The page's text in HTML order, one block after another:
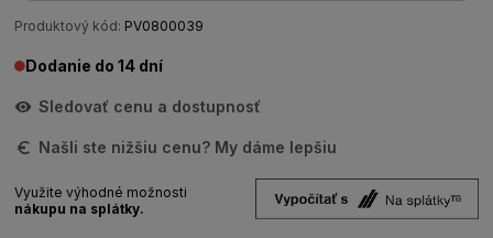
Produktový kód: PV0800039
Dodanie do 14 dní
Sledovať cenu a dostupnosť
Našli ste nižšiu cenu? My dáme lepšiu
Využite výhodné možnosti
nákupu na splátky.